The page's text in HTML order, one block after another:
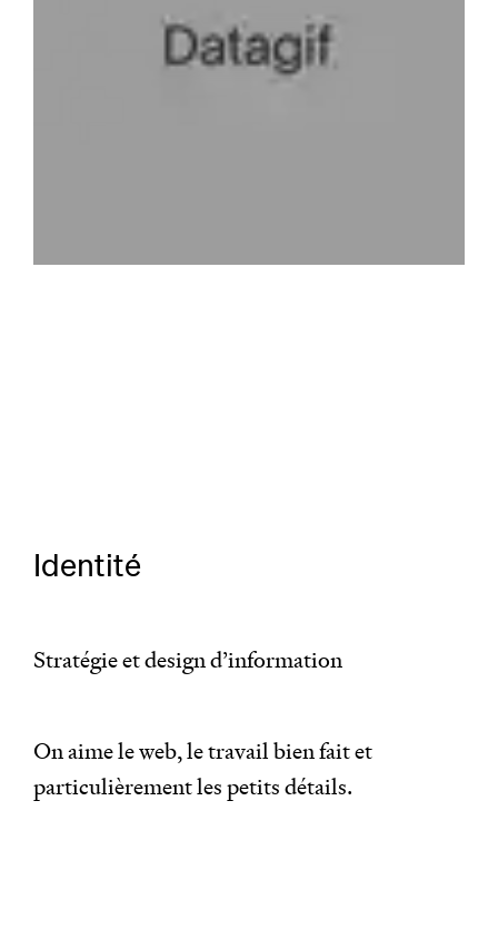
Identité
Stratégie et design d’information
On aime le web, le travail bien fait et
particulièrement les petits détails.